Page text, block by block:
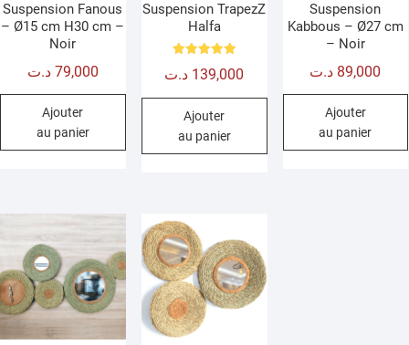
Suspension Fanous
– Ø15 cm H30 cm –
Noir
79,000 د.ت
Ajouter
au panier
Suspension TrapezZ
Halfa
5.00
139,000 د.ت
Ajouter
au panier
Suspension
Kabbous – Ø27 cm
– Noir
89,000 د.ت
Ajouter
au panier